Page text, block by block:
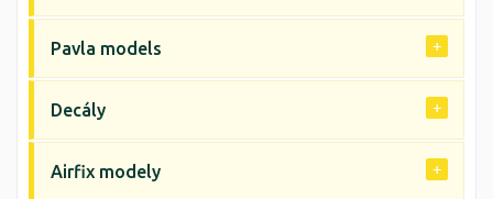
Pavla models
Decály
Airfix modely